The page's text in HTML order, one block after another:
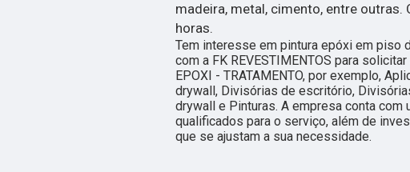
madeira, metal, cimento, entre outras.
horas.
Tem interesse em pintura epóxi em piso
com a FK REVESTIMENTOS para
EPOXI - TRATAMENTO, por exemplo,
drywall, Divisórias de escritório,
drywall e Pinturas. A empresa conta
qualificados para o serviço, além de
que se ajustam a sua necessidade.